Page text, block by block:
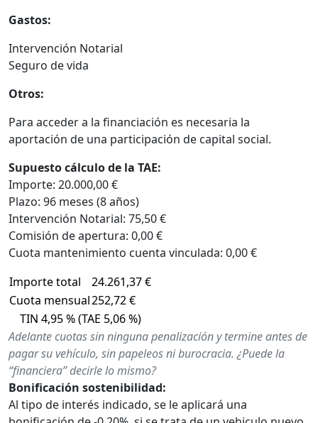
Gastos:
Intervención Notarial
Seguro de vida
Otros:
Para acceder a la financiación es necesaria la
aportación de una participación de capital social.
Supuesto cálculo de la TAE:
Importe: 20.000,00 €
Plazo: 96 meses (8 años)
Intervención Notarial: 75,50 €
Comisión de apertura: 0,00 €
Cuota mantenimiento cuenta vinculada: 0,00 €
Importe total
24.261,37 €
Cuota mensual252,72 €
TIN 4,95 % (TAE 5,06 %)
Adelante cuotas sin ninguna penalización y termine antes de
pagar su vehículo, sin papeleos ni burocracia. ¿Puede la
“financiera” decirle lo mismo?
Bonificación sostenibilidad:
Al tipo de interés indicado, se le aplicará una